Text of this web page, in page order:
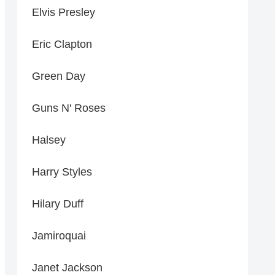
Elvis Presley
Eric Clapton
Green Day
Guns N' Roses
Halsey
Harry Styles
Hilary Duff
Jamiroquai
Janet Jackson